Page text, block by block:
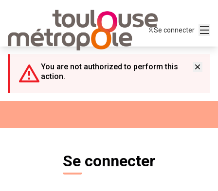
Se connecter
You are not authorized to perform this
action.
Se connecter